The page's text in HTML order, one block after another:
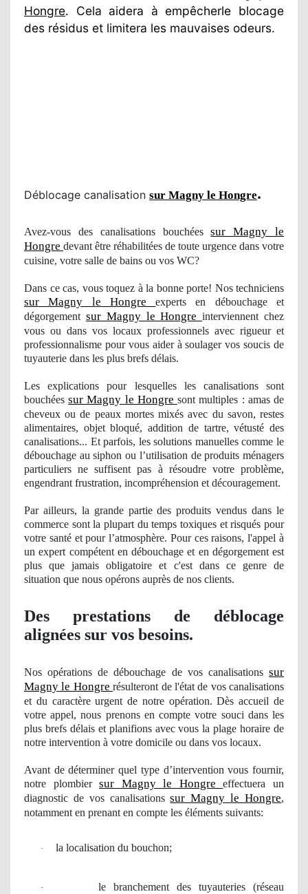
Hongre. Cela aidera à empêcherle blocage
des résidus et limitera les mauvaises odeurs.
Déblocage canalisation sur Magny le Hongre.
Avez-vous des canalisations bouchéessur Magny le
Hongre devant être réhabilitées de toute urgence dans votre
cuisine, votre salle de bains ou vos WC?
Dans ce cas, vous toquez à la bonne porte! Nos techniciens
sur Magny le Hongreexperts en débouchage et
dégorgement sur Magny le Hongreinterviennent chez
vous ou dans vos locaux professionnels avec rigueuret
professionnalisme pour vous aider à soulagervossoucis de
tuyauterie dans les plus brefs délais.
Les explications pour lesquelles les canalisations sont
bouchéessur Magny le Hongresont multiples : amas de
cheveux ou de peaux mortes mixés avec du savon, restes
alimentaires, objet bloqué, addition de tartre, vétusté des
canalisations... Et parfois, les solutions manuelles comme le
débouchage au siphon ou l’utilisation de produits ménagers
particuliers ne suffisent pas à résoudre votre problème,
engendrant frustration, incompréhension et découragement.
Par ailleurs, la grande partie des produits vendus dans le
commerce sont la plupart du temps toxiques et risqués pour
votre santé et pour l’atmosphère. Pour ces raisons, l'appel à
un expert compétent en débouchage et en dégorgement est
plus que jamais obligatoire et c'est dans ce genre de
situation que nous opérons auprès de nos clients.
Des prestations de déblocage
alignées sur vos besoins.
Nosopérations de débouchage de vos canalisationssur
Magny le Hongrerésulteront de l'état de vos canalisations
et du caractère urgent de notre opération. Dès accueil de
votre appel, nous prenons en compte votre souci dans les
plus brefs délais et planifions avec vous la plage horaire de
notre intervention à votre domicile ou dans vos locaux.
Avant de déterminerquel type d’intervention vous fournir,
notre plombier sur Magny le Hongreeffectueraun
diagnostic de vos canalisationssur Magny le Hongre,
notamment en prenant en compte les éléments suivants:
· la localisation du bouchon;
· le branchement des tuyauteries (réseau